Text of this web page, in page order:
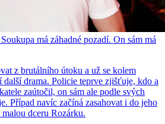
má záhadné pozadí. On sám má
z brutálního útoku a už se kolem
další drama. Policie teprve zjišťuje, kdo a
zaútočil, on sám ale podle svých
Případ navíc začíná zasahovat i do jeho
dceru Rozárku.